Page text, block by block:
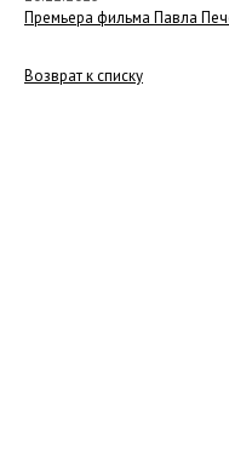
Премьера фильма Павла
Возврат к списку